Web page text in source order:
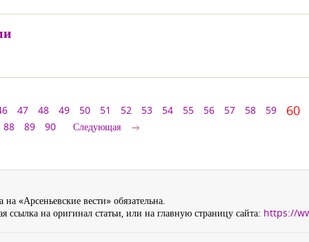
47 48 49 50 51 52 53 54 55 56 57 58 59 60
88 89 90 Следующая
«Арсеньевские вести» обязательна.
на оригинал статьи, или на главную страницу сайта: https://